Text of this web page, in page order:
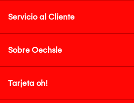
Servicio al Cliente
Sobre Oechsle
Tarjeta oh!